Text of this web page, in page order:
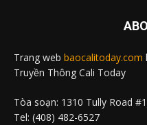
Trang web baocalitoday.com
Truyền Thông Cali Today
Tòa soạn: 1310 Tully Road
Tel: (408) 482-6527